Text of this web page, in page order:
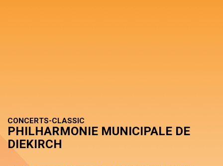
CONCERTS-CLASSIC
PHILHARMONIE MUNICIPALE DE
DIEKIRCH